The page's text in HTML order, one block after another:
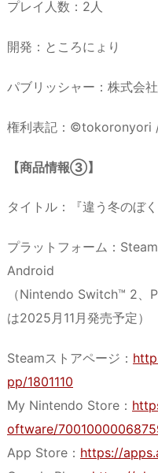
プレイ人数：2人
開発：ところにょり
パブリッシャー：株式会
権利表記：©tokoronyori
【商品情報③】
タイトル：『違う冬のぼく
プラットフォーム：
Android
（Nintendo Switch™ 2
は2025月11月発売予定）
Steamストアページ：
pp/1801110
My Nintendo Store：
oftware/
App Store： https://